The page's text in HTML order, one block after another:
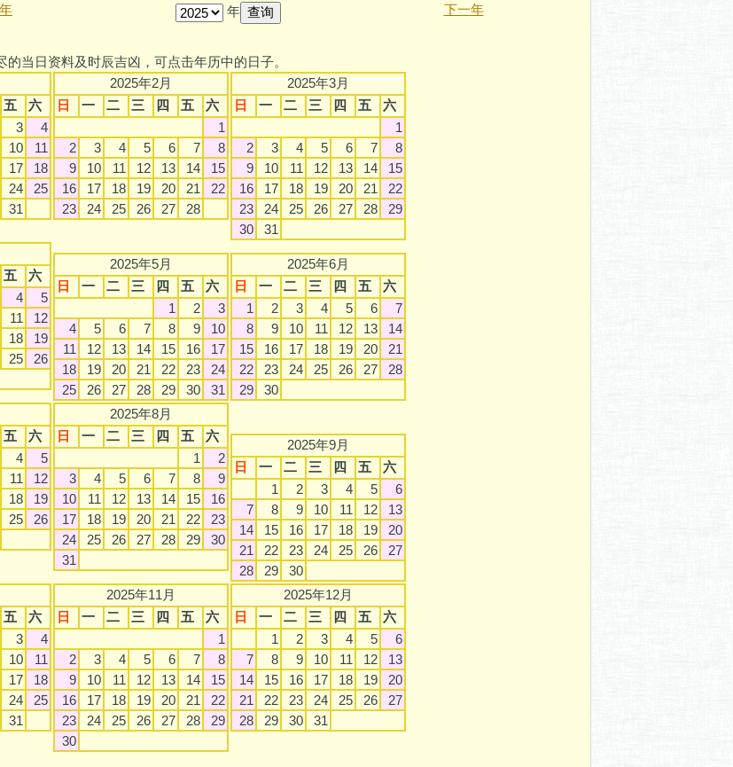
年 下一年
的当日资料及时辰吉凶，可点击年历中的日子。
五
六
3
4
10
11
17
18
24
25
31
2025年2月
日
一 二 三 四 五
六
1
2
3 4 5 6 7
8
9
10 11 12 13 14
15
16
17 18 19 20 21
22
23
24 25 26 27 28
2025年3月
日
一 二 三 四 五
六
1
2
3 4 5 6 7
8
9
10 11 12 13 14
15
16
17 18 19 20 21
22
23
24 25 26 27 28
29
30
31
五
六
4
5
11
12
18
19
25
26
2025年5月
日
一 二 三 四 五
六
1
2
3
4
5 6 7 8 9
10
11
12 13 14 15 16
17
18
19 20 21 22 23
24
25
26 27 28 29 30 31
2025年6月
日
一 二 三 四 五
六
1
2 3 4 5 6
7
8
9 10 11 12 13
14
15
16 17 18 19 20
21
22
23 24 25 26 27
28
29
30
五
六
4
5
11
12
18
19
25
26
2025年8月
日
一 二 三 四 五
六
1
2
3
4 5 6 7 8
9
10
11 12 13 14 15
16
17
18 19 20 21 22
23
24
25 26 27 28 29
30
31
2025年9月
日
一 二 三 四 五
六
1
2 3 4 5
6
7
8 9 10 11 12
13
14
15 16 17 18 19
20
21
22 23 24 25 26
27
28
29
30
五
六
3
4
10
11
17
18
24
25
31
2025年11月
日
一 二 三 四 五
六
1
2
3 4 5 6 7
8
9
10 11 12 13 14
15
16
17 18 19 20 21
22
23
24 25 26 27 28
29
30
2025年12月
日
一 二 三 四 五
六
1
2 3 4 5
6
7
8 9 10 11 12
13
14
15 16 17 18 19
20
21
22 23 24 25 26
27
28
29 30 31